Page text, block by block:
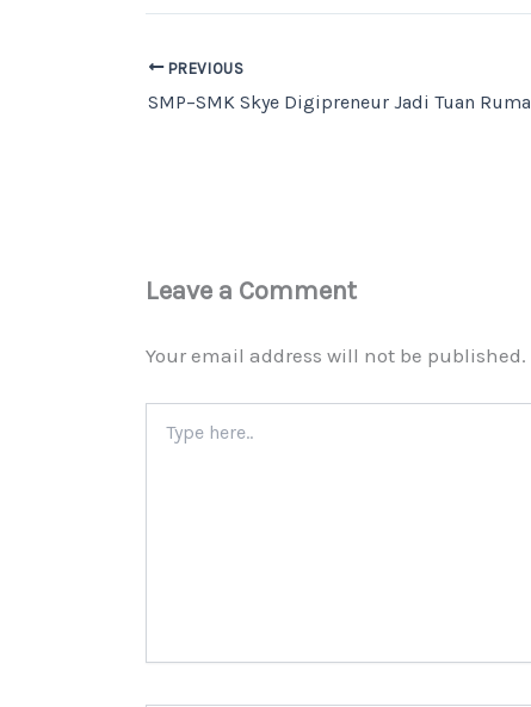
PREVIOUS
Leave a Comment
Your email address will not be published.
here..